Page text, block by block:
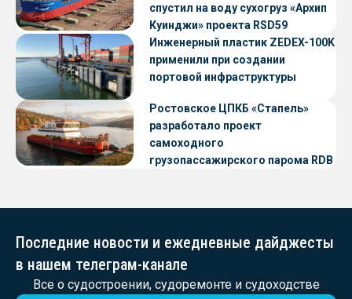
спустил на воду сухогруз «Архип
Куинджи» проекта RSD59
Инженерный пластик ZEDEX-100K
применили при создании
портовой инфраструктуры
Ростовское ЦПКБ «Стапель»
разработало проект
самоходного
грузопассажирского парома RDB
Последние новости и ежедневные дайджесты
в нашем телеграм-канале
Все о судостроении, судоремонте и судоходстве